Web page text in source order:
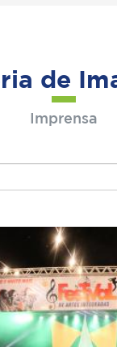
de
Imprensa